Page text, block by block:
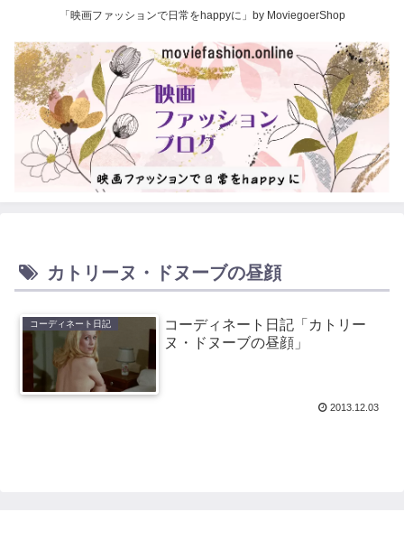
「映画ファッションで日常をhappyに」by MoviegoerShop
カトリーヌ・ドヌーブの昼顔
コーディネート日記
コーディネート日記「カトリー
ヌ・ドヌーブの昼顔」
2013.12.03